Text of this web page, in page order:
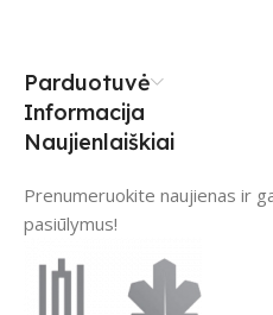
Parduotuvė
Informacija
Naujienlaiškiai
Prenumeruokite naujienas ir
pasiūlymus!